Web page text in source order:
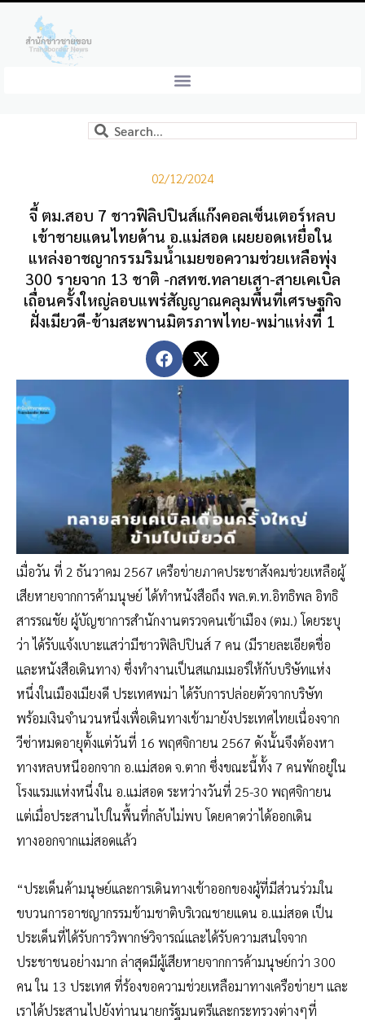
02/12/2024
จี้ ตม.สอบ 7 ชาวฟิลิปปินส์แก๊งคอลเซ็นเตอร์หลบ
เข้าชายแดนไทยด้าน อ.แม่สอด เผยยอดเหยื่อใน
แหล่งอาชญากรรมริมน้ำเมยขอความช่วยเหลือพุ่ง
300 รายจาก 13 ชาติ -กสทช.ทลายเสา-สายเคเบิล
เถื่อนครั้งใหญ่ลอบแพร่สัญญาณคลุมพื้นที่เศรษฐกิจ
ฝั่งเมียวดี-ข้ามสะพานมิตรภาพไทย-พม่าแห่งที่ 1
เมื่อวัน ที่ 2 ธันวาคม 2567 เครือข่ายภาคประชาสังคมช่วยเหลือผู้
เสียหายจากการค้ามนุษย์ ได้ทำหนังสือถึง พล.ต.ท.อิทธิพล อิทธิ
สารรณชัย ผู้บัญชาการสำนักงานตรวจคนเข้าเมือง (ตม.) โดยระบุ
ว่า ได้รับแจ้งเบาะแสว่ามีชาวฟิลิปปินส์ 7 คน (มีรายละเอียดชื่อ
และหนังสือเดินทาง) ซึ่งทำงานเป็นสแกมเมอร์ให้กับบริษัทแห่ง
หนึ่งในเมืองเมียงดี ประเทศพม่า ได้รับการปล่อยตัวจากบริษัท
พร้อมเงินจำนวนหนึ่งเพื่อเดินทางเข้ามายังประเทศไทยเนื่องจาก
วีซ่าหมดอายุตั้งแต่วันที่ 16 พฤศจิกายน 2567 ดังนั้นจึงต้องหา
ทางหลบหนีออกจาก อ.แม่สอด จ.ตาก ซึ่งขณะนี้ทั้ง 7 คนพักอยู่ใน
โรงแรมแห่งหนึ่งใน อ.แม่สอด ระหว่างวันที่ 25-30 พฤศจิกายน
แต่เมื่อประสานไปในพื้นที่กลับไม่พบ โดยคาดว่าได้ออกเดิน
ทางออกจากแม่สอดแล้ว
“ประเด็นค้ามนุษย์และการเดินทางเข้าออกของผู้ที่มีส่วนร่วมใน
ขบวนการอาชญากรรมข้ามชาติบริเวณชายแดน อ.แม่สอด เป็น
ประเด็นที่ได้รับการวิพากษ์วิจารณ์และได้รับความสนใจจาก
ประชาชนอย่างมาก ล่าสุดมีผู้เสียหายจากการค้ามนุษย์กว่า 300
คน ใน 13 ประเทศ ที่ร้องขอความช่วยเหลือมาทางเครือข่ายฯ และ
เราได้ประสานไปยังท่านนายกรัฐมนตรีและกระทรวงต่างๆที่